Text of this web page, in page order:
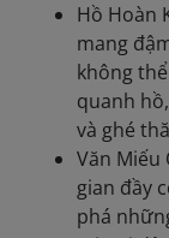
Hồ Hoàn
mang
không
quanh
và ghé
Văn Miếu
gian đầy
phá